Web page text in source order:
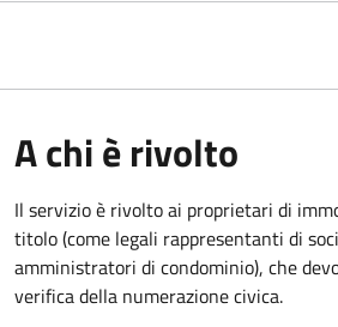
A chi è rivolto
Il servizio è rivolto ai proprietari di
titolo (come legali rappresentanti di
amministratori di condominio), che
verifica della numerazione civica.